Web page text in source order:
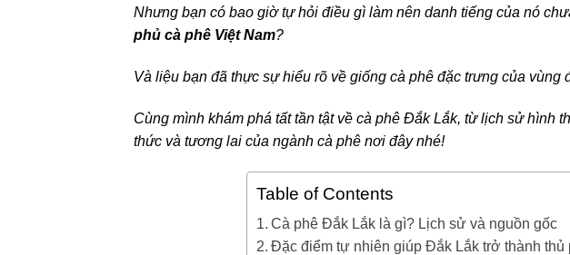
Nhưng bạn có bao giờ tự hỏi điều gì làm nên danh tiếng của nó
phủ cà phê Việt Nam?
Và liệu bạn đã thực sự hiểu rõ về giống cà phê đặc trưng của vùng
Cùng mình khám phá tất tần tật về cà phê Đắk Lắk, từ lịch sử hình
thức và tương lai của ngành cà phê nơi đây nhé!
Table of Contents
Cà phê Đắk Lắk là gì? Lịch sử và nguồn gốc
Đặc điểm tự nhiên giúp Đắk Lắk trở thành thủ